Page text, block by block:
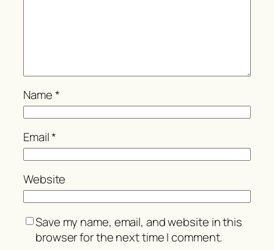
Name*
Email*
Website
Save my name, email, and website in this
browser for the next time I comment.